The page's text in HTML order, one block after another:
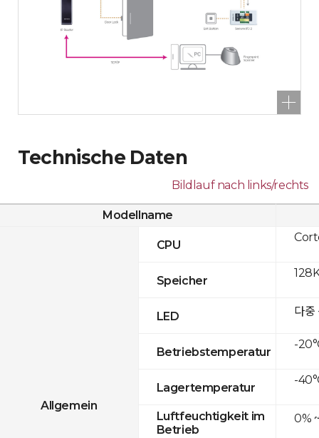
Technische Daten
Bildlauf nach links/rechts
Modellname
Allgemein
CPU
Speicher
LED
Betriebstemperatur
Lagertemperatur
Luftfeuchtigkeit im
Betrieb
다중
-
-
0%